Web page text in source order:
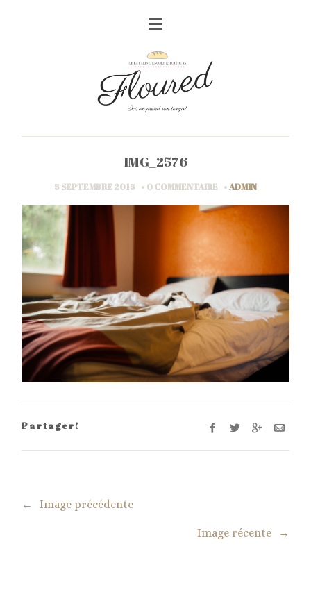
IMG_2576
5 SEPTEMBRE 2015 0 COMMENTAIRE ADMIN
Partager!
← Image précédente
Image récente →